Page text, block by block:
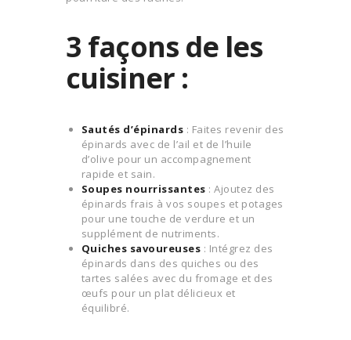
3 façons de les
cuisiner :
Sautés d’épinards : Faites revenir des
épinards avec de l’ail et de l’huile
d’olive pour un accompagnement
rapide et sain.
Soupes nourrissantes : Ajoutez des
épinards frais à vos soupes et potages
pour une touche de verdure et un
supplément de nutriments.
Quiches savoureuses : Intégrez des
épinards dans des quiches ou des
tartes salées avec du fromage et des
œufs pour un plat délicieux et
équilibré.